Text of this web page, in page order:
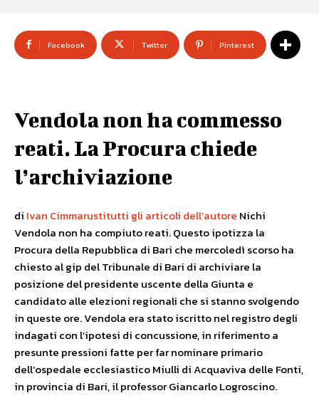
Facebook Twitter Pinterest
Vendola non ha commesso
reati. La Procura chiede
l’archiviazione
di Ivan Cimmarustitutti gli articoli dell’autore Nichi
Vendola non ha compiuto reati. Questo ipotizza la
Procura della Repubblica di Bari che mercoledì scorso ha
chiesto al gip del Tribunale di Bari di archiviare la
posizione del presidente uscente della Giunta e
candidato alle elezioni regionali che si stanno svolgendo
in queste ore. Vendola era stato iscritto nel registro degli
indagati con l’ipotesi di concussione, in riferimento a
presunte pressioni fatte per far nominare primario
dell’ospedale ecclesiastico Miulli di Acquaviva delle Fonti,
in provincia di Bari, il professor Giancarlo Logroscino.